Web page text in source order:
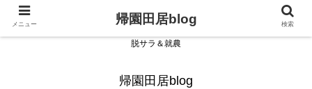
脱サラ＆就農
帰園田居blog
メニュー 帰園田居blog 検索